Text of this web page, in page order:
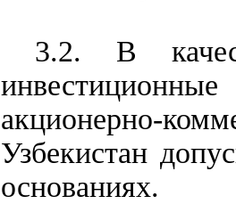
3.2. В
акционерно-
Узбекистан
основаниях.